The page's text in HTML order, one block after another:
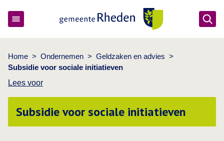
Home > Ondernemen > Geldzaken en advies >
Subsidie voor sociale initiatieven
Lees voor
Subsidie voor sociale initiatieven